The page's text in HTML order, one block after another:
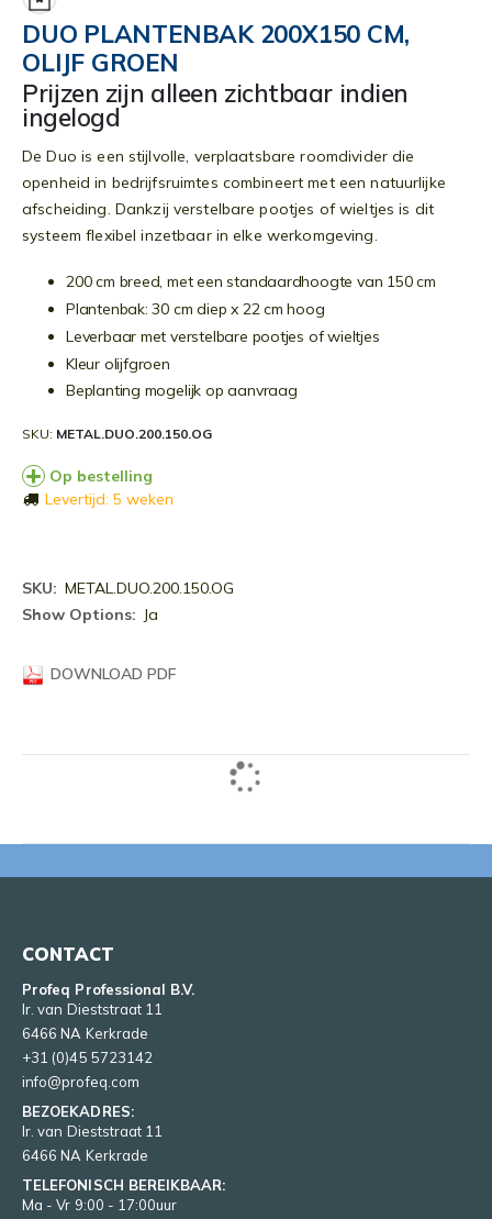
begin
van
de
afbeeldingen-
gallerij
DUO PLANTENBAK 200X150 CM,
OLIJF GROEN
Prijzen zijn alleen zichtbaar indien
ingelogd
De Duo is een stijlvolle, verplaatsbare roomdivider die
openheid in bedrijfsruimtes combineert met een natuurlijke
afscheiding. Dankzij verstelbare pootjes of wieltjes is dit
systeem flexibel inzetbaar in elke werkomgeving.
200 cm breed, met een standaardhoogte van 150 cm
Plantenbak: 30 cm diep x 22 cm hoog
Leverbaar met verstelbare pootjes of wieltjes
Kleur olijfgroen
Beplanting mogelijk op aanvraag
SKU METAL.DUO.200.150.OG
Op bestelling
Levertijd: 5 weken
Meer
informatie
METAL.DUO.200.150.OG
Ja
DOWNLOAD PDF
CONTACT
Profeq Professional B.V.
Ir. van Dieststraat 11
6466 NA Kerkrade
+31 (0)45 5723142
info@profeq.com
BEZOEKADRES:
Ir. van Dieststraat 11
6466 NA Kerkrade
TELEFONISCH BEREIKBAAR:
Ma - Vr 9:00 - 17:00uur